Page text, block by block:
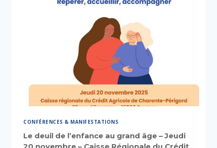
CONFÉRENCES & MANIFESTATIONS
Le deuil de l’enfance au grand âge – Jeudi